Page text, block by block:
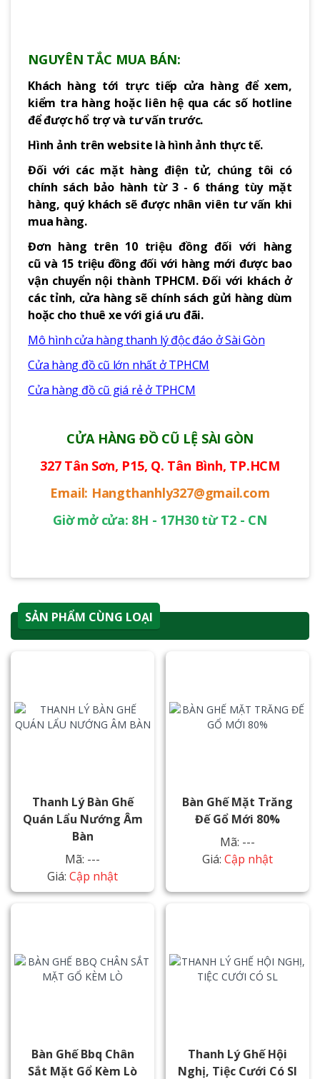
NGUYÊN TẮC MUA BÁN:
Khách hàng tới trực tiếp cửa hàng để xem,
kiểm tra hàng hoặc liên hệ qua các số hotline
để được hổ trợ và tư vấn trước.
Hình ảnh trên website là hình ảnh thực tế.
Đối với các mặt hàng điện tử, chúng tôi có
chính sách bảo hành từ 3 - 6 tháng tùy mặt
hàng, quý khách sẽ được nhân viên tư vấn khi
mua hàng.
Đơn hàng trên 10 triệu đồng đối với hàng
cũ và 15 triệu đồng đối với hàng mới được bao
vận chuyển nội thành TPHCM. Đối với khách ở
các tỉnh, cửa hàng sẽ chính sách gửi hàng dùm
hoặc cho thuê xe với giá ưu đãi.
Mô hình cửa hàng thanh lý độc đáo ở Sài Gòn
Cửa hàng đồ cũ lớn nhất ở TPHCM
Cửa hàng đồ cũ giá rẻ ở TPHCM
CỬA HÀNG ĐỒ CŨ LỆ SÀI GÒN
327 Tân Sơn, P15, Q. Tân Bình, TP.HCM
Email: Hangthanhly327@gmail.com
Giờ mở cửa: 8H - 17H30 từ T2 - CN
SẢN PHẨM CÙNG LOẠI
Thanh Lý Bàn Ghế
Quán Lẩu Nướng Âm
Bàn
Mã: ---
Giá: Cập nhật
Bàn Ghế Mặt Trăng
Đế Gổ Mới 80%
Mã: ---
Giá: Cập nhật
Bàn Ghế Bbq Chân
Sắt Mặt Gổ Kèm Lò
Thanh Lý Ghế Hội
Nghị, Tiệc Cưới Có Sl